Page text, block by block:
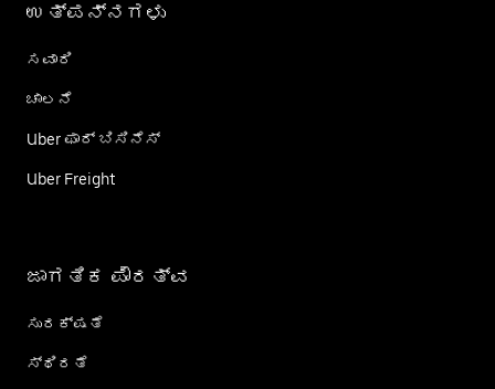
ಉತ್ಪನ್ನಗಳು
ಸವಾರಿ
ಚಾಲನೆ
Uber ಫಾರ್ ಬಿಸಿನೆಸ್
Uber Freight
ಜಾಗತಿಕ ಪೌರತ್ವ
ಸುರಕ್ಷತೆ
ಸ್ಥಿರತೆ